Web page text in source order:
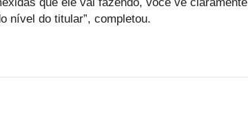
nível do titular”, completou.